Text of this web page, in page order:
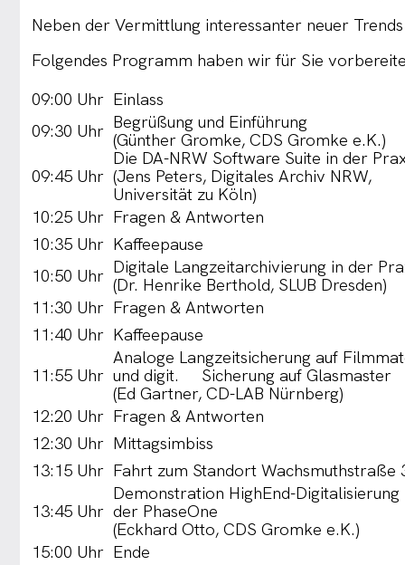
Neben der Vermittlung interessanter neuer
Folgendes Programm haben wir für Sie
09:00 Uhr Einlass
09:30 Uhr Begrüßung und Einführung
(Günther Gromke, CDS Gromke e.K.)
09:45 Uhr
Die DA-NRW Software Suite in der
(Jens Peters, Digitales Archiv NRW,
Universität zu Köln)
10:25 Uhr Fragen & Antworten
10:35 Uhr Kaffeepause
10:50 Uhr Digitale Langzeitarchivierung in der
(Dr. Henrike Berthold, SLUB Dresden)
11:30 Uhr Fragen & Antworten
11:40 Uhr Kaffeepause
11:55 Uhr
Analoge Langzeitsicherung auf
und digit. Sicherung auf Glasmaster
(Ed Gartner, CD-LAB Nürnberg)
12:20 Uhr Fragen & Antworten
12:30 Uhr Mittagsimbiss
13:15 Uhr Fahrt zum Standort Wachsmuthstraße
13:45 Uhr
Demonstration HighEnd-
der PhaseOne
(Eckhard Otto, CDS Gromke e.K.)
15:00 Uhr Ende